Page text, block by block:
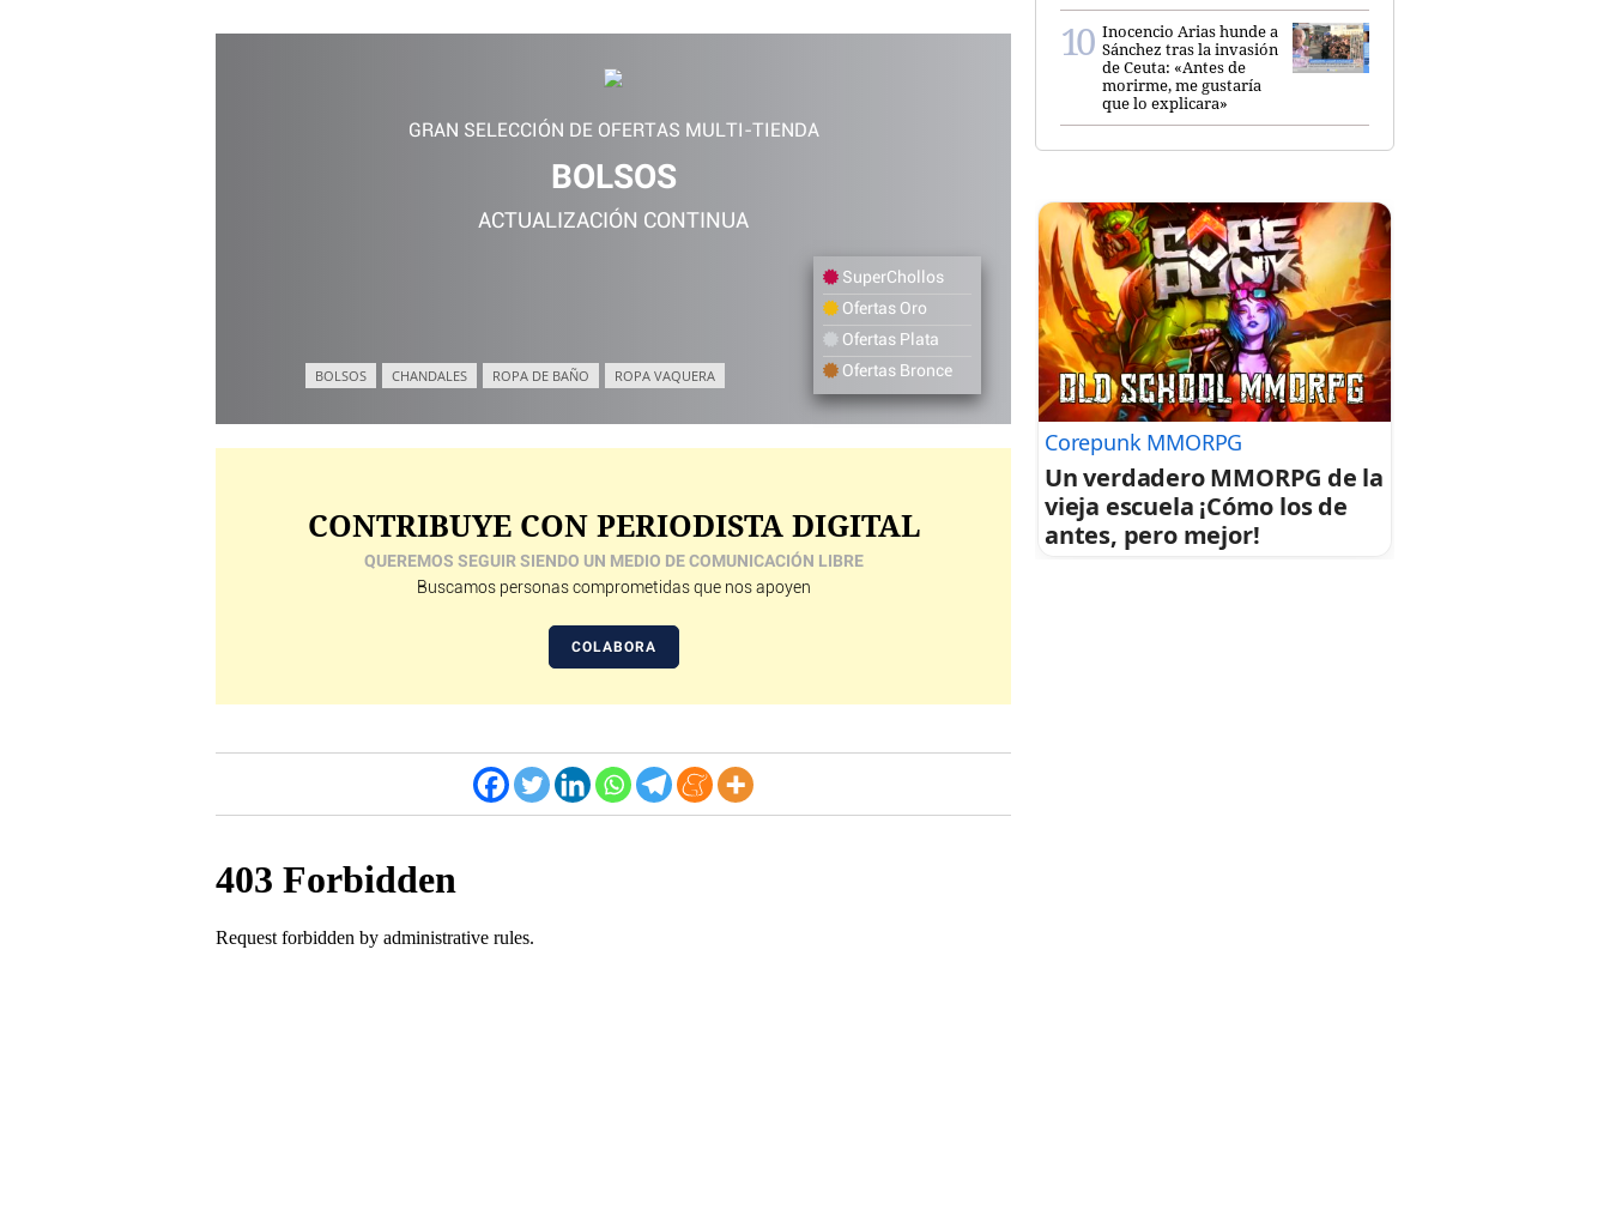
GRAN SELECCIÓN DE OFERTAS MULTI-TIENDA
BOLSOS
ACTUALIZACIÓN CONTINUA
BOLSOS CHANDALES ROPA DE BAÑO ROPA VAQUERA
SuperChollos
Ofertas Oro
Ofertas Plata
Ofertas Bronce
CONTRIBUYE CON PERIODISTA DIGITAL
QUEREMOS SEGUIR SIENDO UN MEDIO DE COMUNICACIÓN LIBRE
Buscamos personas comprometidas que nos apoyen
COLABORA
Inocencio Arias hunde a
Sánchez tras la invasión
de Ceuta: «Antes de
morirme, me gustaría
que lo explicara»
Corepunk MMORPG
Un verdadero MMORPG de la
vieja escuela ¡Cómo los de
antes, pero mejor!